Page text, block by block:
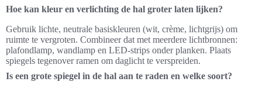
Hoe kan kleur en verlichting de hal groter laten lijken?
Gebruik lichte, neutrale basiskleuren (wit, crème, lichtgrijs) om
ruimte te vergroten. Combineer dat met meerdere lichtbronnen:
plafondlamp, wandlamp en LED-strips onder planken. Plaats
spiegels tegenover ramen om daglicht te verspreiden.
Is een grote spiegel in de hal aan te raden en welke soort?